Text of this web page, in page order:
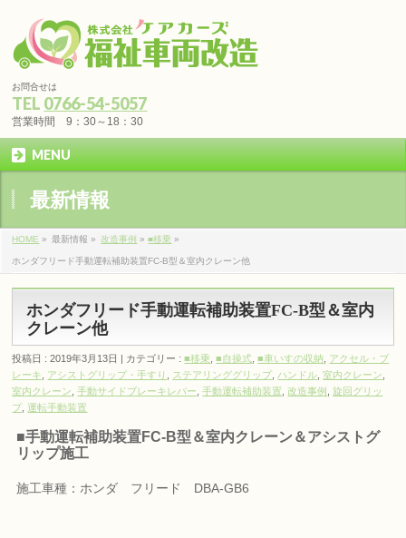
お問合せは
TEL 0766-54-5057
営業時間 9：30～18：30
MENU
最新情報
HOME » 最新情報 » 改造事例 »■移乗 »
ホンダフリード手動運転補助装置FC-B型＆室内クレーン他
ホンダフリード手動運転補助装置FC-B型＆室内
クレーン他
投稿日 : 2019年3月13日 | カテゴリー :■移乗 ,■自操式 ,■車いすの収納
アクセル・ブ
レーキ
アシストグリップ・手すり ステアリンググリップ ハンドル ,室内クレーン
室内クレーン ,手動サイドブレーキレバー ,手動運転補助装置 ,改造事例 ,旋回グリッ
プ ,運転手動装置
■手動運転補助装置FC-B型＆室内クレーン＆アシストグ
リップ施工
施工車種：ホンダ フリード DBA-GB6